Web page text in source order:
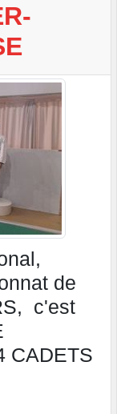
de
c'est
CADETS